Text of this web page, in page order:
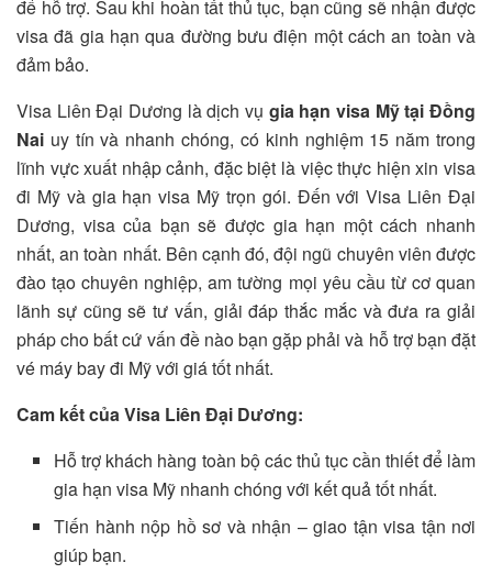
để hỗ trợ. Sau khi hoàn tất thủ tục, bạn cũng sẽ nhận được
visa đã gia hạn qua đường bưu điện một cách an toàn và
đảm bảo.
Visa Liên Đại Dương là dịch vụ gia hạn visa Mỹ tại Đồng
Nai uy tín và nhanh chóng, có kinh nghiệm 15 năm trong
lĩnh vực xuất nhập cảnh, đặc biệt là việc thực hiện xin visa
đi Mỹ và gia hạn visa Mỹ trọn gói. Đến với Visa Liên Đại
Dương, visa của bạn sẽ được gia hạn một cách nhanh
nhất, an toàn nhất. Bên cạnh đó, đội ngũ chuyên viên được
đào tạo chuyên nghiệp, am tường mọi yêu cầu từ cơ quan
lãnh sự cũng sẽ tư vấn, giải đáp thắc mắc và đưa ra giải
pháp cho bất cứ vấn đề nào bạn gặp phải và hỗ trợ bạn đặt
vé máy bay đi Mỹ với giá tốt nhất.
Cam kết của Visa Liên Đại Dương:
Hỗ trợ khách hàng toàn bộ các thủ tục cần thiết để làm
gia hạn visa Mỹ nhanh chóng với kết quả tốt nhất.
Tiến hành nộp hồ sơ và nhận – giao tận visa tận nơi
giúp bạn.